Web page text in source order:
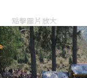
點擊圖片放大